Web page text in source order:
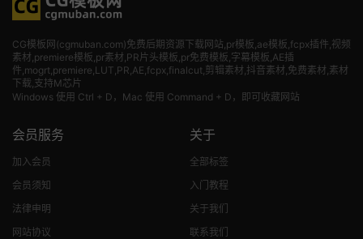
CG模板网(cgmuban.com)免费后期资源下载网站,pr模板,ae模板,fcpx插件,视频
素材 ,premiere模板,pr素材,PR片头模板,pr免费模板,字幕模板,AE插
件,mogrt,premiere,LUT,PR,AE,fcpx,finalcut,剪辑素材,抖音素材,免费素材,素材
下载,支持M芯片
Windows 使用 Ctrl + D，Mac 使用 Command + D，即可收藏网站
会员服务
加入会员
会员须知
法律申明
网站协议
关于
全部标签
入门教程
关于我们
联系我们